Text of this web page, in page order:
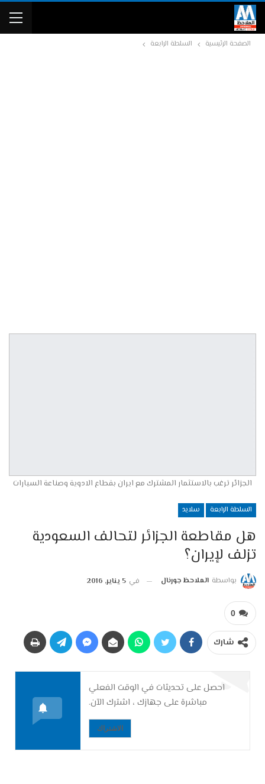
الصفحة الرئيسية السلطة الرابعة
الجزائر ترغب بالاستثمار المشترك مع ايران بقطاع الادوية وصناعة السيارات
السلطة الرابعة سلايد
هل مقاطعة الجزائر لتحالف السعودية
تزلف لإيران؟
بواسطة الملاحظ جورنال في 5 يناير, 2016
0
شارك
احصل على تحديثات في الوقت الفعلي
مباشرة على جهازك ، اشترك الآن.
الاشتراك